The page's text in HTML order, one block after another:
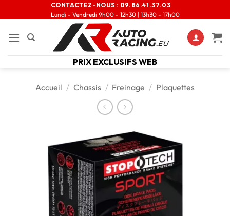
CONTACTEZ-NOUS : 09.86.41.37.03
Lundi - Vendredi 9h00 - 12h30 | 13h30 - 17h00
PRIX EXCLUSIFS WEB
Accueil / Chassis / Freinage / Plaquettes